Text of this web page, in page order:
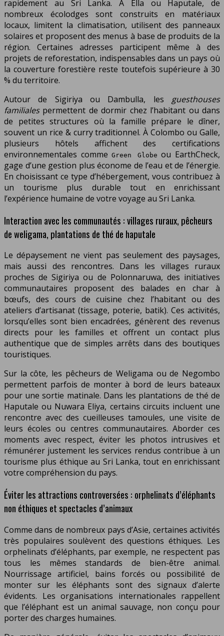
rapidement au Sri Lanka. À Ella ou Haputale, de
nombreux écolodges sont construits en matériaux
locaux, limitent la climatisation, utilisent des panneaux
solaires et proposent des menus à base de produits de la
région. Certaines adresses participent même à des
projets de reforestation, indispensables dans un pays où
la couverture forestière reste toutefois supérieure à 30
% du territoire.
Autour de Sigiriya ou Dambulla, les guesthouses
familialespermettent de dormir chez l’habitant ou dans
de petites structures où la famille prépare le dîner,
souvent un rice & curry traditionnel. À Colombo ou Galle,
plusieurs hôtels affichent des certifications
environnementales commeGreen Globe ou EarthCheck,
gage d’une gestion plus économe de l’eau et de l’énergie.
En choisissant ce type d’hébergement, vous contribuez à
un tourisme plus durable tout en enrichissant
l’expérience humaine de votre voyage au Sri Lanka.
Interaction avec les communautés : villages ruraux, pêcheurs
de weligama, plantations de thé de haputale
Le dépaysement ne vient pas seulement des paysages,
mais aussi des rencontres. Dans les villages ruraux
proches de Sigiriya ou de Polonnaruwa, des initiatives
communautaires proposent des balades en char à
bœufs, des cours de cuisine chez l’habitant ou des
ateliers d’artisanat (tissage, poterie, batik). Ces activités,
lorsqu’elles sont bien encadrées, génèrent des revenus
directs pour les familles et offrent un contact plus
authentique que de simples arrêts dans des boutiques
touristiques.
Sur la côte, les pêcheurs de Weligama ou de Negombo
permettent parfois de monter à bord de leurs bateaux
pour une sortie matinale. Dans les plantations de thé de
Haputale ou Nuwara Eliya, certains circuits incluent une
rencontre avec des cueilleuses tamoules, une visite de
leurs écoles ou centres communautaires. Aborder ces
moments avec respect, éviter les photos intrusives et
rémunérer justement les services rendus contribue à un
tourisme plus éthique au Sri Lanka, tout en enrichissant
votre compréhension du pays.
Éviter les attractions controversées : orphelinats d’éléphants
non éthiques et spectacles d’animaux
Comme dans de nombreux pays d’Asie, certaines activités
très populaires soulèvent des questions éthiques. Les
orphelinats d’éléphants, par exemple, ne respectent pas
tous les mêmes standards de bien-être animal.
Nourrissage artificiel, bains forcés ou possibilité de
monter sur les éléphants sont des signaux d’alerte
évidents. Les organisations internationales rappellent
que l’éléphant est un animal sauvage, non conçu pour
porter des charges humaines.